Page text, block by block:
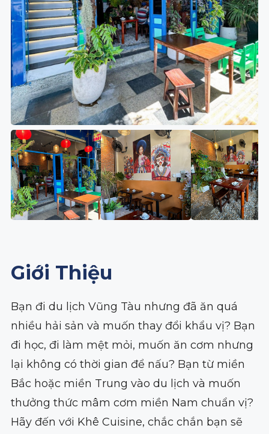
Giới Thiệu
Bạn đi du lịch Vũng Tàu nhưng đã ăn quá
nhiều hải sản và muốn thay đổi khẩu vị? Bạn
đi học, đi làm mệt mỏi, muốn ăn cơm nhưng
lại không có thời gian để nấu? Bạn từ miền
Bắc hoặc miền Trung vào du lịch và muốn
thưởng thức mâm cơm miền Nam chuẩn vị?
Hãy đến với Khê Cuisine, chắc chắn bạn sẽ